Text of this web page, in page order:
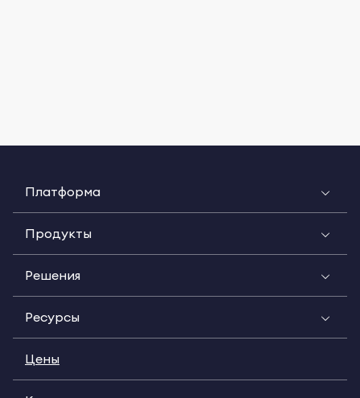
Платформа
Продукты
Решения
Ресурсы
Цены